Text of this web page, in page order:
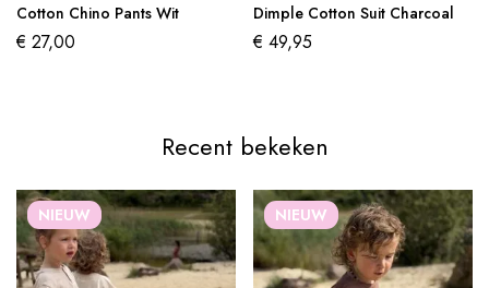
Cotton Chino Pants Wit
€ 27,00
Dimple Cotton Suit Charcoal
€ 49,95
Recent bekeken
NIEUW NIEUW